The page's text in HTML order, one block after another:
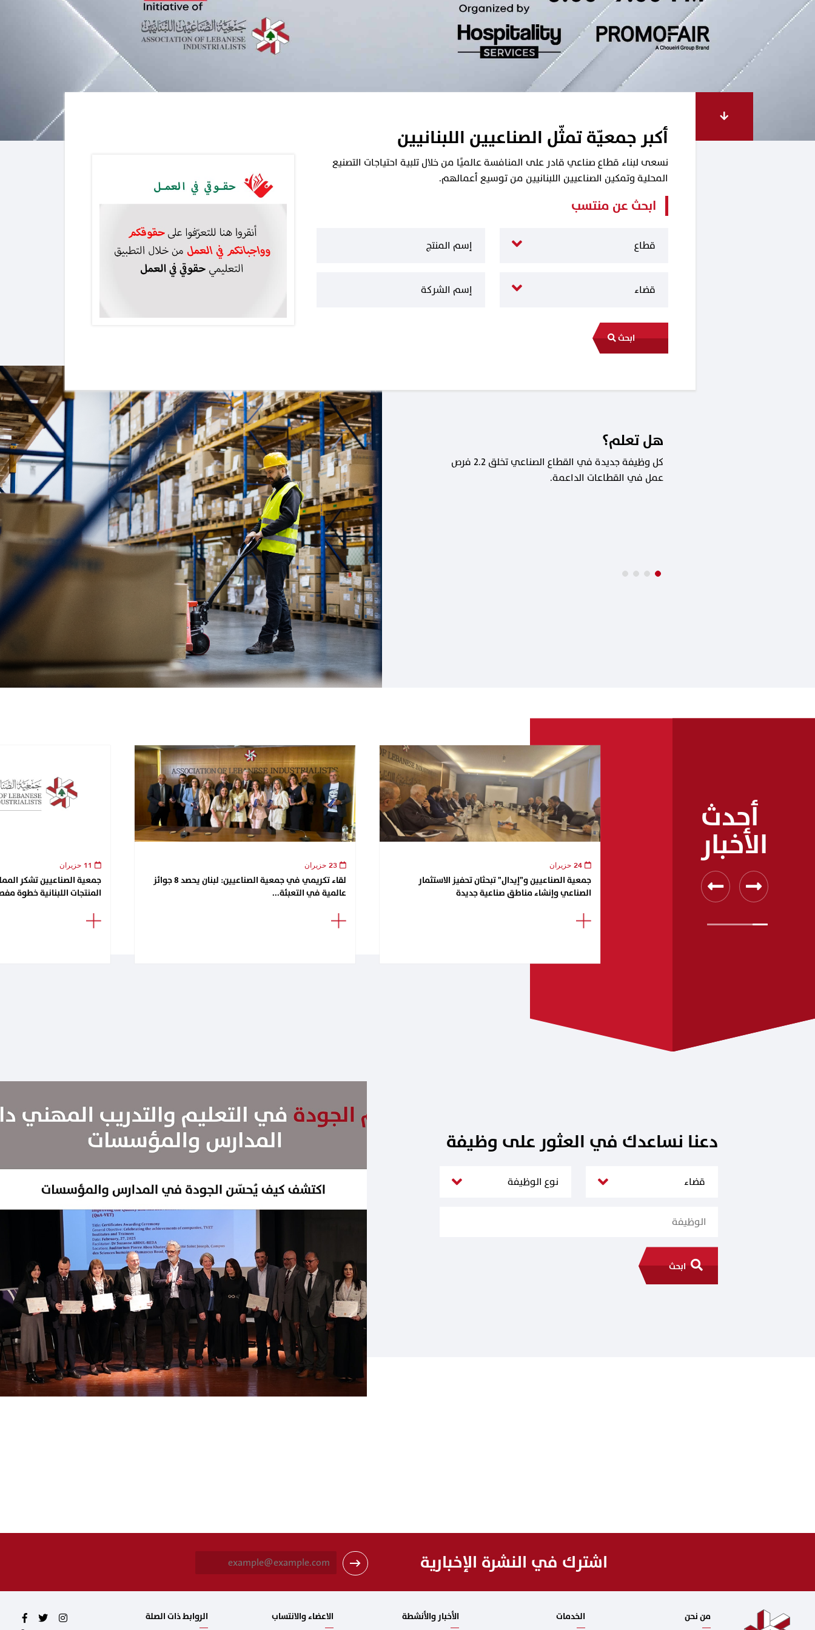
أكبر جمعيّة تمثّل الصناعيين اللبنانيين
نسعى لبناء قطاع صناعي قادر على المنافسة عالميًا من خلال تلبية احتياجات التصنيع
المحلية وتمكين الصناعيين اللبنانيين من توسيع أعمالهم.
ابحث عن منتسب
ابحث
هل تعلم؟
كل وظيفة جديدة في القطاع الصناعي تخلق 2.2 فرص
عمل في القطاعات الداعمة.
أحدث
الأخبار
جمعية الصناعيين تشكر
المنتجات اللبنانية خطوة
لقاء تكريمي في جمعية الصناعيين: لبنان يحصد 8 جوائز
عالمية في التعبئة...
جمعية الصناعيين و"إيدال" تبحثان تحفيز الاستثمار
الصناعي وإنشاء مناطق صناعية جديدة
دعنا نساعدك في العثور على وظيفة
ابحث
اشترك في النشرة الإخبارية
i
* من نحن الخدمات الأخبار والأنشطة الاعضاء والانتساب الروابط ذات الصلة